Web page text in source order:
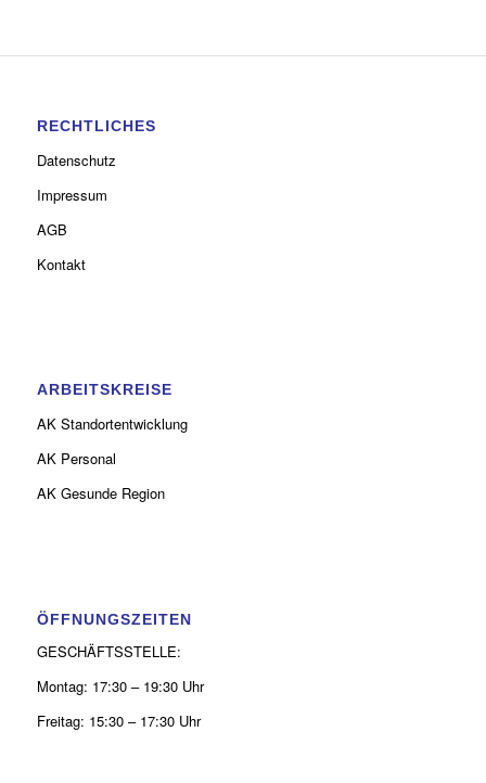
RECHTLICHES
Datenschutz
Impressum
AGB
Kontakt
ARBEITSKREISE
AK Standortentwicklung
AK Personal
AK Gesunde Region
ÖFFNUNGSZEITEN
GESCHÄFTSSTELLE:
Montag: 17:30 – 19:30 Uhr
Freitag: 15:30 – 17:30 Uhr